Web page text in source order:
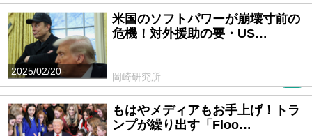
2025/02/20
米国のソフトパワーが崩壊寸前の
危機！対外援助の要・US…
岡崎研究所
もはやメディアもお手上げ！トラ
ンプが繰り出す「Floo…